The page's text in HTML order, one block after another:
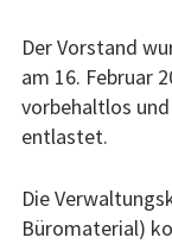
Der Vorstand
am 16. Februar
vorbehaltlos
entlastet.
Die
Büromaterial)